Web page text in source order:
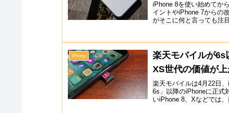
iPhone 8を使い始めてか
イントやiPhone 7からの
がそこに何と言っても注
iPhone
楽天モバイルが6s
XS世代の価値が上
楽天モバイルは4月22日
6s」以降のiPhoneに正式
いiPhone 8、Xなどでは